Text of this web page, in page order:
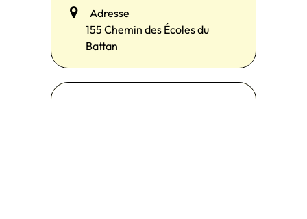
Adresse
155 Chemin des Écoles du
Battan